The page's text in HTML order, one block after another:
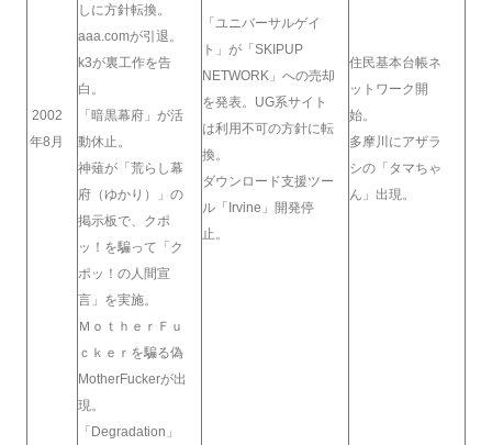
2002
年8月
しに方針転換。
aaa.comが引退。
k3が裏工作を告
白。
「暗黒幕府」が活
動休止。
神薙が「荒らし幕
府（ゆかり）」の
掲示板で、クポ
ッ！を騙って「ク
ポッ！の人間宣
言」を実施。
ＭｏｔｈｅｒＦｕ
ｃｋｅｒを騙る偽
MotherFuckerが出
現。
「Degradation」
「ユニバーサルゲイ
ト」が「SKIPUP
NETWORK」への売却
を発表。UG系サイト
は利用不可の方針に転
換。
ダウンロード支援ツー
ル「Irvine」開発停
止。
住民基本台帳ネ
ットワーク開
始。
多摩川にアザラ
シの「タマちゃ
ん」出現。